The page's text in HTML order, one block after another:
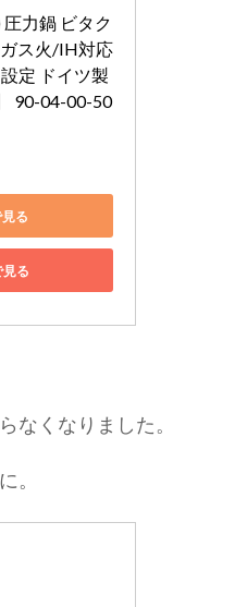
力鍋 ビタク
ス火/IH対応
定 ドイツ製
90-04-00-50
る
る
なくなりました。
。